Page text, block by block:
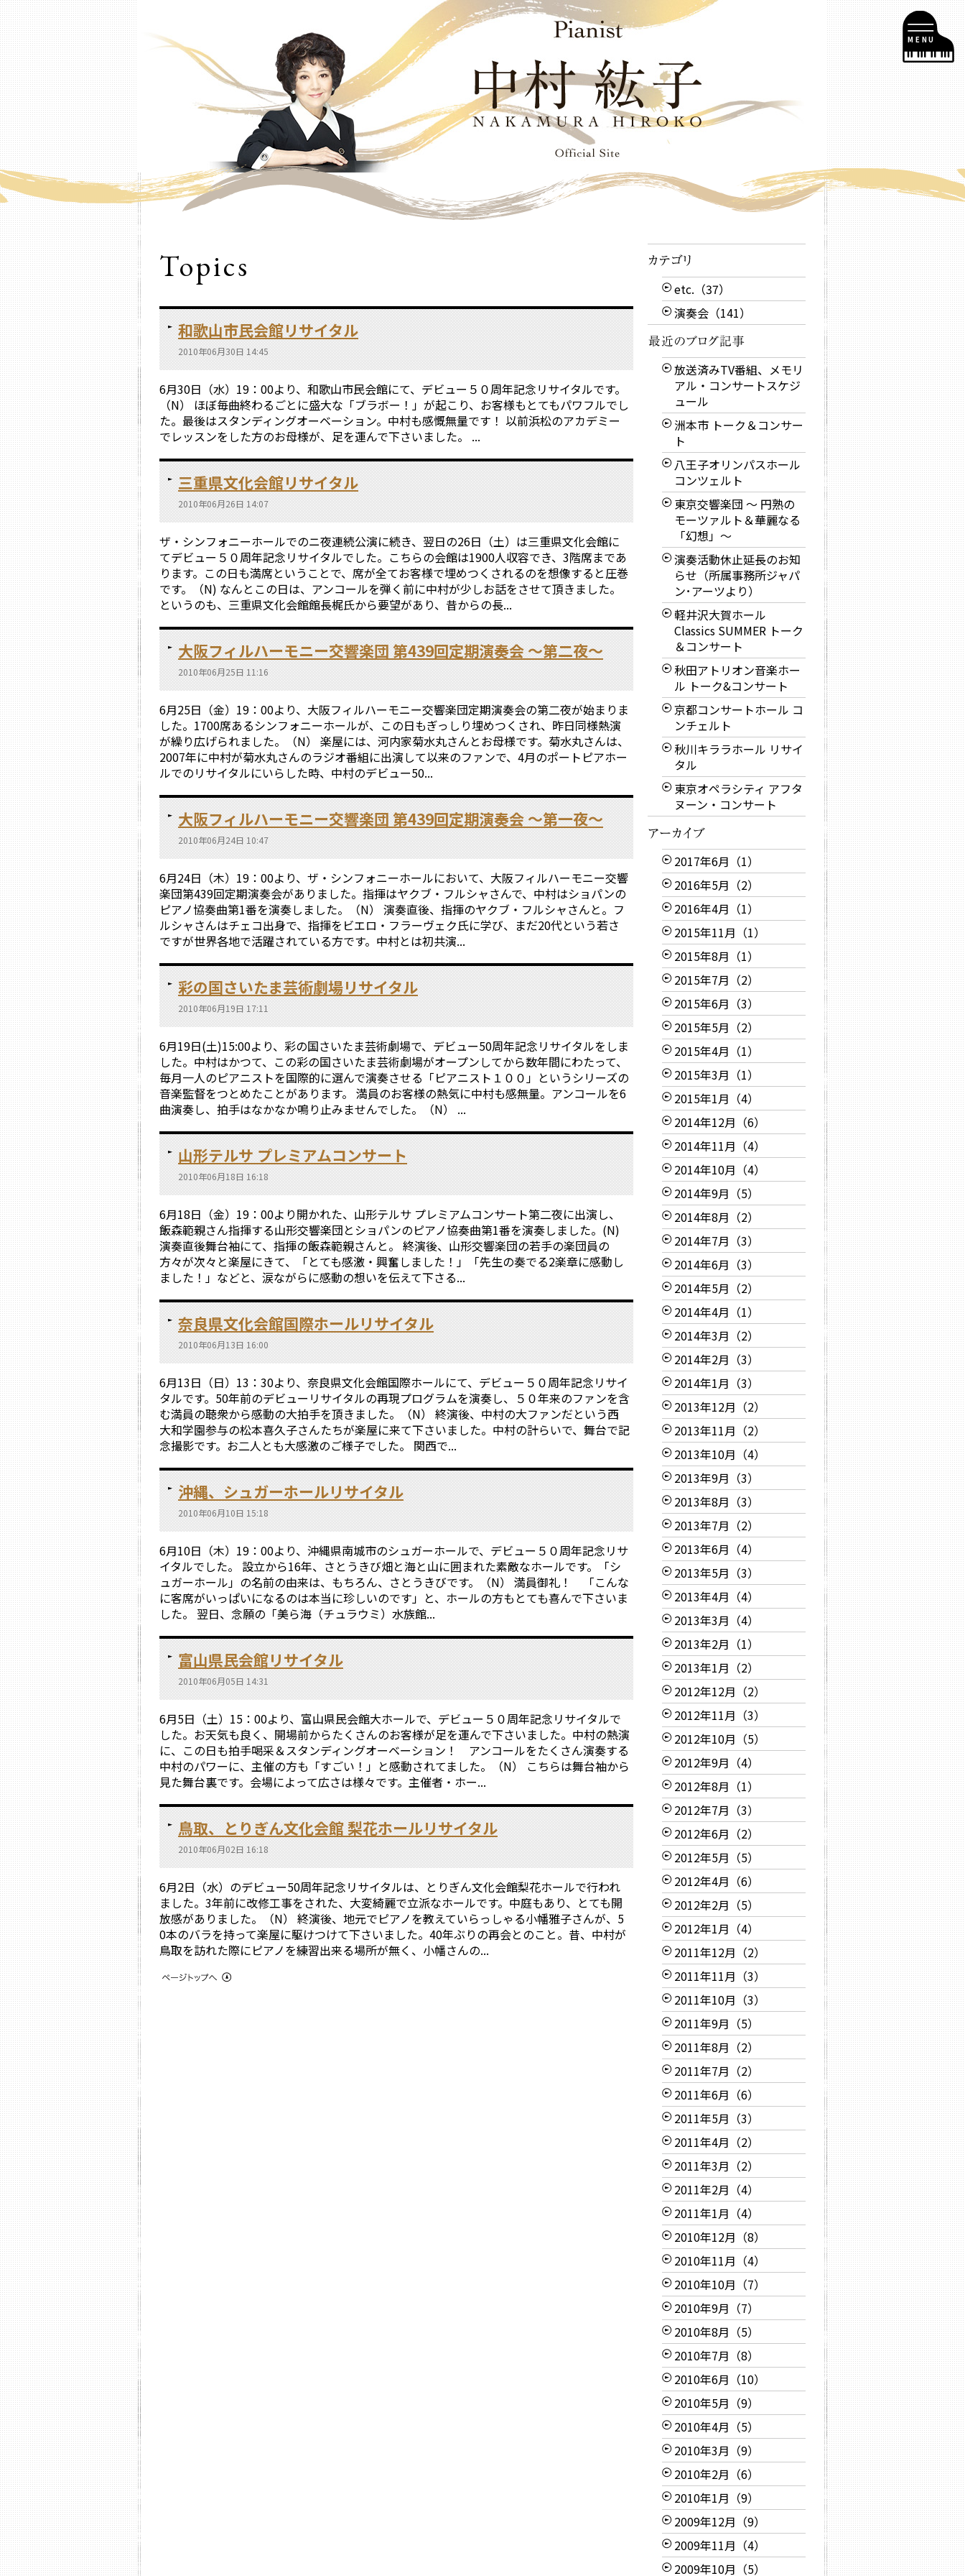
Topics
和歌山市民会館リサイタル
2010年06月30日 14:45
6月30日（水）19：00より、和歌山市民会館にて、デビュー５０周年記念リサイタルです。
（N） ほぼ毎曲終わるごとに盛大な「ブラボー！」が起こり、お客様もとてもパワフルでし
た。最後はスタンディングオーベーション。中村も感慨無量です！ 以前浜松のアカデミー
でレッスンをした方のお母様が、足を運んで下さいました。 ...
三重県文化会館リサイタル
2010年06月26日 14:07
ザ・シンフォニーホールでのニ夜連続公演に続き、翌日の26日（土）は三重県文化会館に
てデビュー５０周年記念リサイタルでした。こちらの会館は1900人収容でき、3階席まであ
ります。この日も満席ということで、席が全てお客様で埋めつくされるのを想像すると圧巻
です。（N) なんとこの日は、アンコールを弾く前に中村が少しお話をさせて頂きました。
というのも、三重県文化会館館長梶氏から要望があり、昔からの長...
大阪フィルハーモニー交響楽団 第439回定期演奏会 〜第二夜〜
2010年06月25日 11:16
6月25日（金）19：00より、大阪フィルハーモニー交響楽団定期演奏会の第二夜が始まりま
した。1700席あるシンフォニーホールが、この日もぎっしり埋めつくされ、昨日同様熱演
が繰り広げられました。（N） 楽屋には、河内家菊水丸さんとお母様です。菊水丸さんは、
2007年に中村が菊水丸さんのラジオ番組に出演して以来のファンで、4月のポートピアホー
ルでのリサイタルにいらした時、中村のデビュー50...
大阪フィルハーモニー交響楽団 第439回定期演奏会 〜第一夜〜
2010年06月24日 10:47
6月24日（木）19：00より、ザ・シンフォニーホールにおいて、大阪フィルハーモニー交響
楽団第439回定期演奏会がありました。指揮はヤクブ・フルシャさんで、中村はショパンの
ピアノ協奏曲第1番を演奏しました。（N） 演奏直後、指揮のヤクブ・フルシャさんと。フ
ルシャさんはチェコ出身で、指揮をビエロ・フラーヴェク氏に学び、まだ20代という若さ
ですが世界各地で活躍されている方です。中村とは初共演...
彩の国さいたま芸術劇場リサイタル
2010年06月19日 17:11
6月19日(土)15:00より、彩の国さいたま芸術劇場で、デビュー50周年記念リサイタルをしま
した。中村はかつて、この彩の国さいたま芸術劇場がオープンしてから数年間にわたって、
毎月一人のピアニストを国際的に選んで演奏させる「ピアニスト１００」というシリーズの
音楽監督をつとめたことがあります。 満員のお客様の熱気に中村も感無量。アンコールを6
曲演奏し、拍手はなかなか鳴り止みませんでした。（N） ...
山形テルサ プレミアムコンサート
2010年06月18日 16:18
6月18日（金）19：00より開かれた、山形テルサ プレミアムコンサート第二夜に出演し、
飯森範親さん指揮する山形交響楽団とショパンのピアノ協奏曲第1番を演奏しました。(N)
演奏直後舞台袖にて、指揮の飯森範親さんと。 終演後、山形交響楽団の若手の楽団員の
方々が次々と楽屋にきて、「とても感激・興奮しました！」「先生の奏でる2楽章に感動し
ました！」などと、涙ながらに感動の想いを伝えて下さる...
奈良県文化会館国際ホールリサイタル
2010年06月13日 16:00
6月13日（日）13：30より、奈良県文化会館国際ホールにて、デビュー５０周年記念リサイ
タルです。50年前のデビューリサイタルの再現プログラムを演奏し、５０年来のファンを含
む満員の聴衆から感動の大拍手を頂きました。（N） 終演後、中村の大ファンだという西
大和学園参与の松本喜久子さんたちが楽屋に来て下さいました。中村の計らいで、舞台で記
念撮影です。お二人とも大感激のご様子でした。 関西で...
沖縄、シュガーホールリサイタル
2010年06月10日 15:18
6月10日（木）19：00より、沖縄県南城市のシュガーホールで、デビュー５０周年記念リサ
イタルでした。 設立から16年、さとうきび畑と海と山に囲まれた素敵なホールです。「シ
ュガーホール」の名前の由来は、もちろん、さとうきびです。（N） 満員御礼！ 「こんな
に客席がいっぱいになるのは本当に珍しいのです」と、ホールの方もとても喜んで下さいま
した。 翌日、念願の「美ら海（チュラウミ）水族館...
富山県民会館リサイタル
2010年06月05日 14:31
6月5日（土）15：00より、富山県民会館大ホールで、デビュー５０周年記念リサイタルで
した。お天気も良く、開場前からたくさんのお客様が足を運んで下さいました。中村の熱演
に、この日も拍手喝采＆スタンディングオーベーション！ アンコールをたくさん演奏する
中村のパワーに、主催の方も「すごい！」と感動されてました。（N） こちらは舞台袖から
見た舞台裏です。会場によって広さは様々です。主催者・ホー...
鳥取、とりぎん文化会館 梨花ホールリサイタル
2010年06月02日 16:18
6月2日（水）のデビュー50周年記念リサイタルは、とりぎん文化会館梨花ホールで行われ
ました。3年前に改修工事をされた、大変綺麗で立派なホールです。中庭もあり、とても開
放感がありました。（N） 終演後、地元でピアノを教えていらっしゃる小幡雅子さんが、5
0本のバラを持って楽屋に駆けつけて下さいました。40年ぶりの再会とのこと。昔、中村が
鳥取を訪れた際にピアノを練習出来る場所が無く、小幡さんの...
etc.（37）
演奏会（141）
放送済みTV番組、メモリ
アル・コンサートスケジ
ュール
洲本市 トーク＆コンサー
ト
八王子オリンパスホール
コンツェルト
東京交響楽団 〜 円熟の
モーツァルト＆華麗なる
「幻想」〜
演奏活動休止延長のお知
らせ（所属事務所ジャパ
ン･アーツより）
軽井沢大賀ホール
Classics SUMMER トーク
＆コンサート
秋田アトリオン音楽ホー
ル トーク&コンサート
京都コンサートホール コ
ンチェルト
秋川キララホール リサイ
タル
東京オペラシティ アフタ
ヌーン・コンサート
2017年6月（1）
2016年5月（2）
2016年4月（1）
2015年11月（1）
2015年8月（1）
2015年7月（2）
2015年6月（3）
2015年5月（2）
2015年4月（1）
2015年3月（1）
2015年1月（4）
2014年12月（6）
2014年11月（4）
2014年10月（4）
2014年9月（5）
2014年8月（2）
2014年7月（3）
2014年6月（3）
2014年5月（2）
2014年4月（1）
2014年3月（2）
2014年2月（3）
2014年1月（3）
2013年12月（2）
2013年11月（2）
2013年10月（4）
2013年9月（3）
2013年8月（3）
2013年7月（2）
2013年6月（4）
2013年5月（3）
2013年4月（4）
2013年3月（4）
2013年2月（1）
2013年1月（2）
2012年12月（2）
2012年11月（3）
2012年10月（5）
2012年9月（4）
2012年8月（1）
2012年7月（3）
2012年6月（2）
2012年5月（5）
2012年4月（6）
2012年2月（5）
2012年1月（4）
2011年12月（2）
2011年11月（3）
2011年10月（3）
2011年9月（5）
2011年8月（2）
2011年7月（2）
2011年6月（6）
2011年5月（3）
2011年4月（2）
2011年3月（2）
2011年2月（4）
2011年1月（4）
2010年12月（8）
2010年11月（4）
2010年10月（7）
2010年9月（7）
2010年8月（5）
2010年7月（8）
2010年6月（10）
2010年5月（9）
2010年4月（5）
2010年3月（9）
2010年2月（6）
2010年1月（9）
2009年12月（9）
2009年11月（4）
2009年10月（5）
MENU